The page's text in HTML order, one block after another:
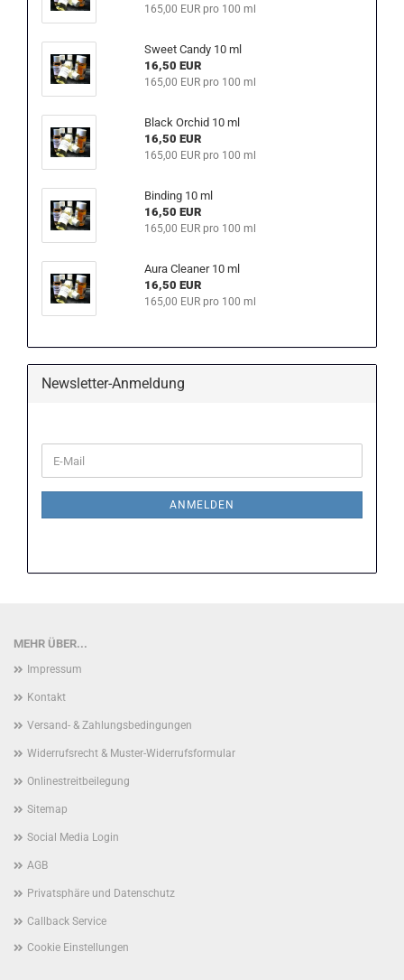
165,00 EUR pro 100 ml
Sweet Candy 10 ml
16,50 EUR
165,00 EUR pro 100 ml
Black Orchid 10 ml
16,50 EUR
165,00 EUR pro 100 ml
Binding 10 ml
16,50 EUR
165,00 EUR pro 100 ml
Aura Cleaner 10 ml
16,50 EUR
165,00 EUR pro 100 ml
Newsletter-Anmeldung
ZUR
E-
Mail
ANMELDEN
MEHR ÜBER...
Impressum
Kontakt
Versand- & Zahlungsbedingungen
Widerrufsrecht & Muster-Widerrufsformular
Onlinestreitbeilegung
Sitemap
Social Media Login
AGB
Privatsphäre und Datenschutz
Callback Service
Cookie Einstellungen